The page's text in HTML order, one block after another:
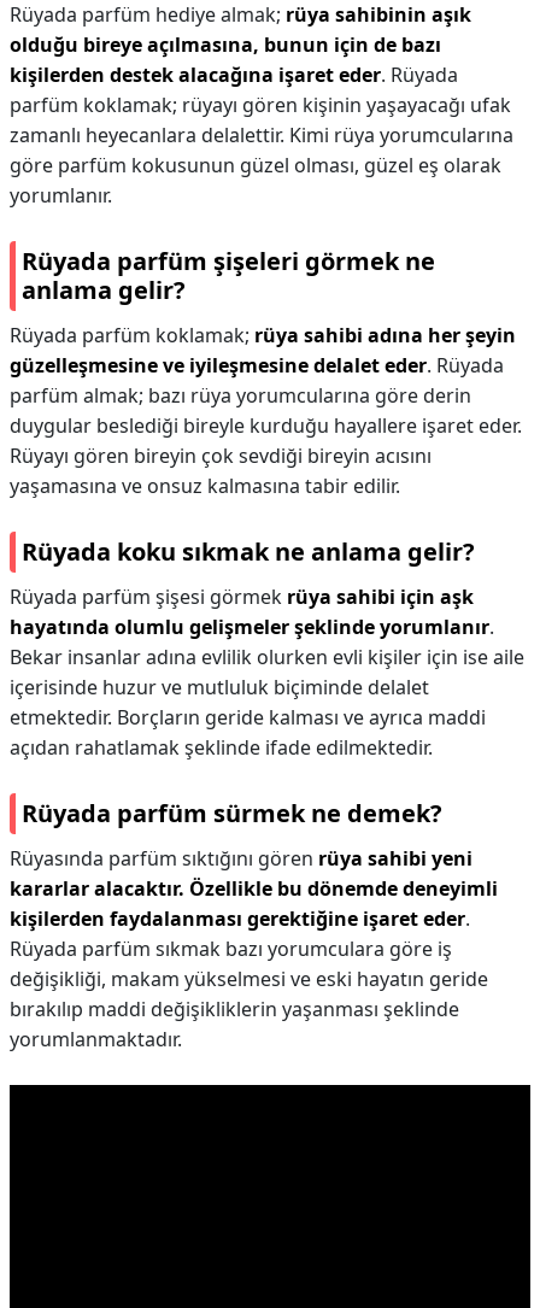
Rüyada parfüm hediye almak; rüya sahibinin aşık
olduğu bireye açılmasına, bunun için de bazı
kişilerden destek alacağına işaret eder. Rüyada
parfüm koklamak; rüyayı gören kişinin yaşayacağı ufak
zamanlı heyecanlara delalettir. Kimi rüya yorumcularına
göre parfüm kokusunun güzel olması, güzel eş olarak
yorumlanır.
Rüyada parfüm şişeleri görmek ne
anlama gelir?
Rüyada parfüm koklamak; rüya sahibi adına her şeyin
güzelleşmesine ve iyileşmesine delalet eder. Rüyada
parfüm almak; bazı rüya yorumcularına göre derin
duygular beslediği bireyle kurduğu hayallere işaret eder.
Rüyayı gören bireyin çok sevdiği bireyin acısını
yaşamasına ve onsuz kalmasına tabir edilir.
Rüyada koku sıkmak ne anlama gelir?
Rüyada parfüm şişesi görmek rüya sahibi için aşk
hayatında olumlu gelişmeler şeklinde yorumlanır.
Bekar insanlar adına evlilik olurken evli kişiler için ise aile
içerisinde huzur ve mutluluk biçiminde delalet
etmektedir. Borçların geride kalması ve ayrıca maddi
açıdan rahatlamak şeklinde ifade edilmektedir.
Rüyada parfüm sürmek ne demek?
Rüyasında parfüm sıktığını gören rüya sahibi yeni
kararlar alacaktır. Özellikle bu dönemde deneyimli
kişilerden faydalanması gerektiğine işaret eder.
Rüyada parfüm sıkmak bazı yorumculara göre iş
değişikliği, makam yükselmesi ve eski hayatın geride
bırakılıp maddi değişikliklerin yaşanması şeklinde
yorumlanmaktadır.